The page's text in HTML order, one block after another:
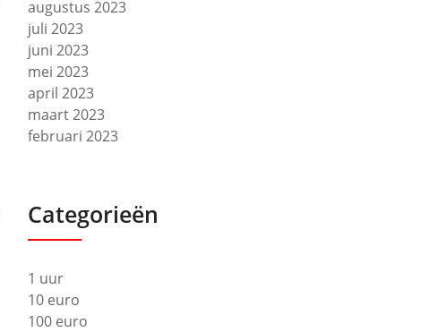
augustus 2023
juli 2023
juni 2023
mei 2023
april 2023
maart 2023
februari 2023
Categorieën
1 uur
10 euro
100 euro